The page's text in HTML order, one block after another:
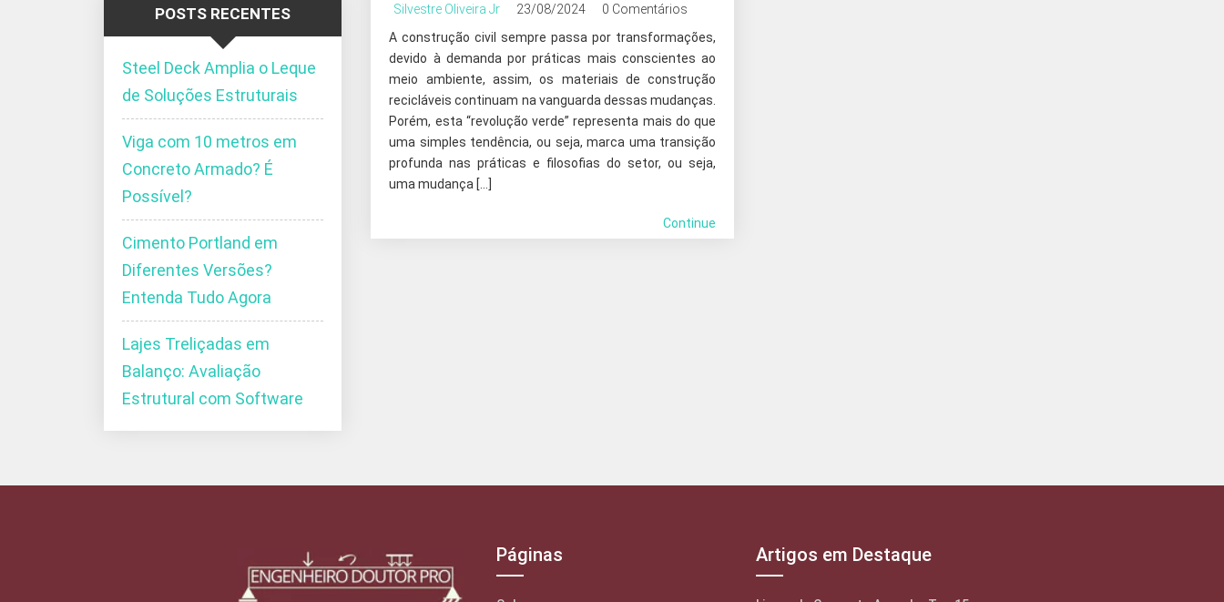
Silvestre Oliveira Jr 23/08/2024
0 Comentários
A construção civil sempre passa por transformações,
devido à demanda por práticas mais conscientes ao
meio ambiente, assim, os materiais de construção
recicláveis continuam na vanguarda dessas mudanças.
Porém, esta “revolução verde” representa mais do que
uma simples tendência, ou seja, marca uma transição
profunda nas práticas e filosofias do setor, ou seja,
uma mudança […]
Continue
POSTS RECENTES
Steel Deck Amplia o Leque
de Soluções Estruturais
Viga com 10 metros em
Concreto Armado? É
Possível?
Cimento Portland em
Diferentes Versões?
Entenda Tudo Agora
Lajes Treliçadas em
Balanço: Avaliação
Estrutural com Software
Páginas Artigos em Destaque